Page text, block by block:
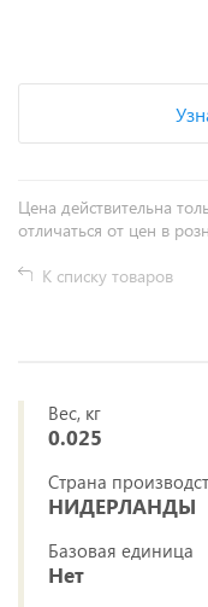
Цена действительна
отличаться от цен в
К списку товаров
Вес, кг
0.025
Страна
НИДЕРЛАНДЫ
Базовая единица
Нет